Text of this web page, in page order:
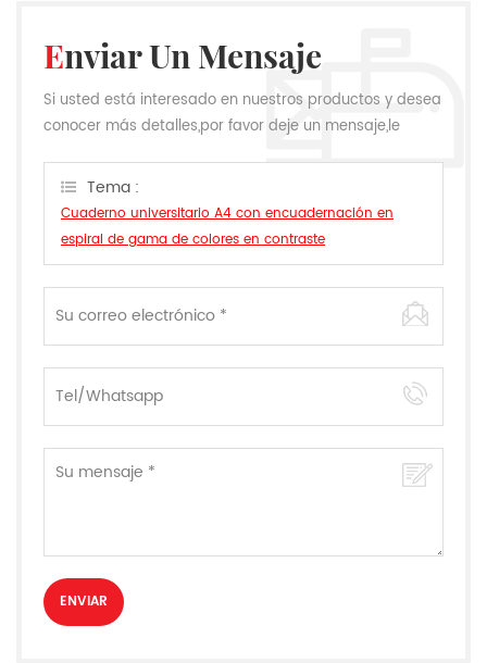
Enviar Un Mensaje
Si usted está interesado en nuestros productos y desea
conocer más detalles,por favor deje un mensaje,le
Tema :
Cuaderno universitario A4 con encuadernación en
espiral de gama de colores en contraste